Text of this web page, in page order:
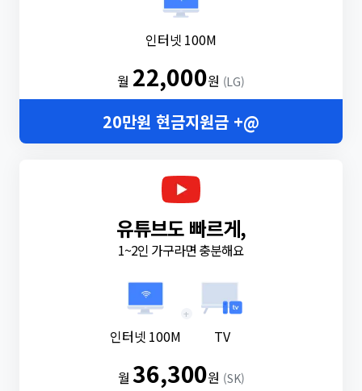
인터넷 100M
월 22,000원 (LG)
20만원 현금지원금 +@
유튜브도 빠르게,
1~2인 가구라면 충분해요
인터넷 100M
+
TV
월36,300원 (SK)